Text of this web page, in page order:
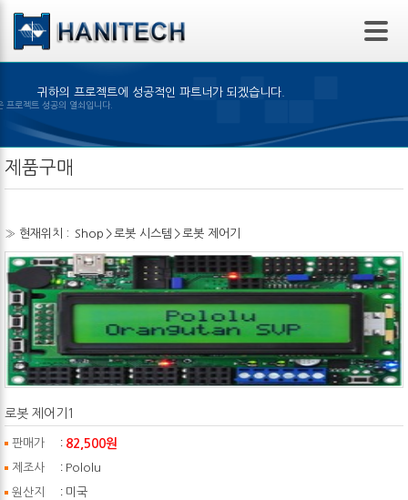
본문 바로가기
귀하의 프로젝트에 성공적인 파트너가 되겠습니다.
품의 선택은 프로젝트 성공의 열쇠입니다.
제품구매
» 현재위치 : Shop >로봇 시스템 >로봇 제어기
로봇 제어기1
판매가 : 82,500원
제조사 : Pololu
원산지 : 미국